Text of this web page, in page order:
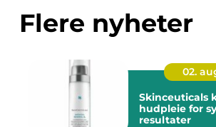
Flere nyheter
02.
Skinceuticals klinisk
hudpleie for
resultater